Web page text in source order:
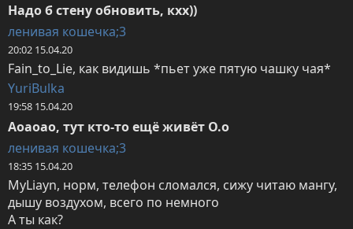
Надо б стену обновить, кхх))
ленивая кошечка;3
20:02 15.04.20
Fain_to_Lie, как видишь *пьет уже пятую чашку чая*
YuriBulka
19:58 15.04.20
Аоаоао, тут кто-то ещё живёт О.о
ленивая кошечка;3
18:35 15.04.20
MyLiayn, норм, телефон сломался, сижу читаю мангу,
дышу воздухом, всего по немного
А ты как?